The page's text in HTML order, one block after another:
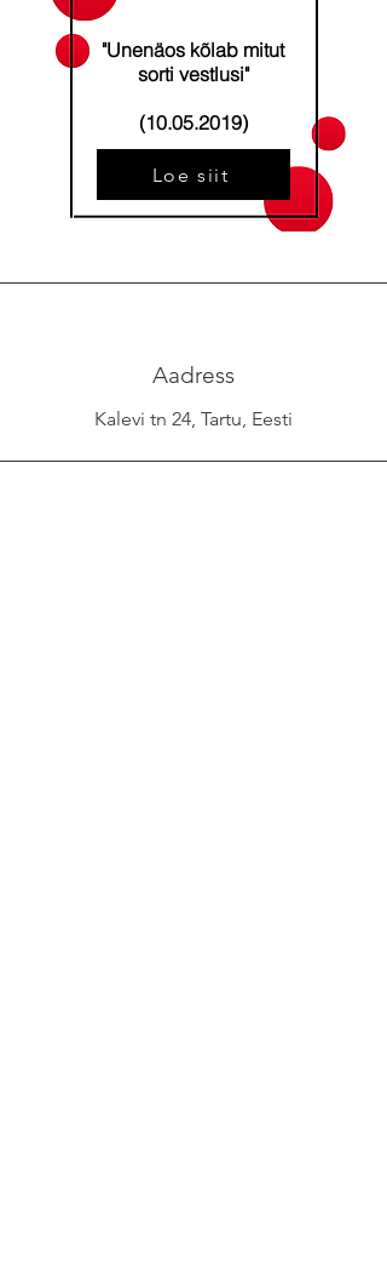
"Unenäos kõlab mitut
sorti vestlusi"
(10.05.2019)
Loe siit
Aadress
Kalevi tn 24, Tartu, Eesti